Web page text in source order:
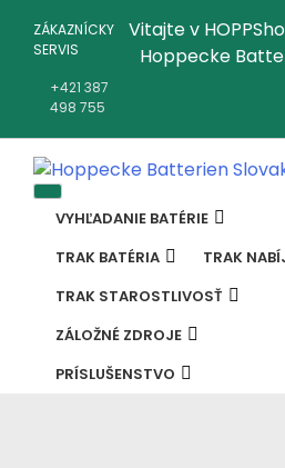
ZÁKAZNÍCKY
SERVIS
+421 387
498 755
Vitajte v
Hoppecke
Hoppecke
S R.o.
Online B2B konfigurátor
VYHĽADANIE BATÉRIE
TRAK BATÉRIA
TRAK
TRAK STAROSTLIVOSŤ
ZÁLOŽNÉ ZDROJE
PRÍSLUŠENSTVO